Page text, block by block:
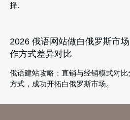
择.
2026 俄语网站做白俄罗斯市
作方式差异对比
俄语建站攻略：直销与经销模式对
方式，成功开拓白俄罗斯市场。